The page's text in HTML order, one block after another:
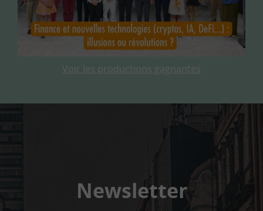
Voir les productions gagnantes
Newsletter